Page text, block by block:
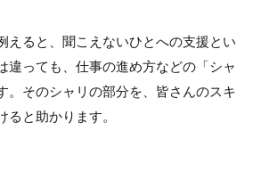
えると、聞こえないひとへの支援とい
違っても、仕事の進め方などの「シャ
。そのシャリの部分を、皆さんのスキ
ると助かります。